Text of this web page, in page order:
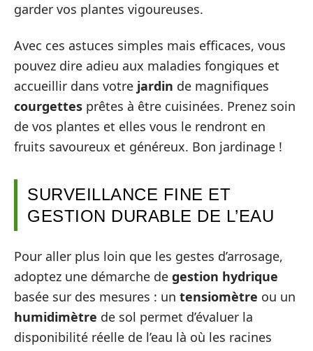
garder vos plantes vigoureuses.
Avec ces astuces simples mais efficaces, vous
pouvez dire adieu aux maladies fongiques et
accueillir dans votre jardin de magnifiques
courgettes prêtes à être cuisinées. Prenez soin
de vos plantes et elles vous le rendront en
fruits savoureux et généreux. Bon jardinage !
SURVEILLANCE FINE ET
GESTION DURABLE DE L’EAU
Pour aller plus loin que les gestes d’arrosage,
adoptez une démarche de gestion hydrique
basée sur des mesures : un tensiomètre ou un
humidimètre de sol permet d’évaluer la
disponibilité réelle de l’eau là où les racines